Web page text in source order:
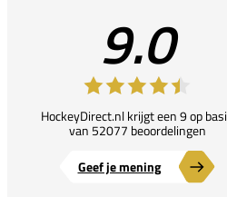
9.0
HockeyDirect.nl krijgt een 9 op
van 52077 beoordelingen
Geef je mening